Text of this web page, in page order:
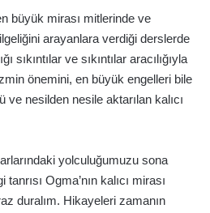
büyük mirası mitlerinde ve
arayanlara verdiği derslerde
sıkıntılar ve sıkıntılar aracılığıyla
önemini, en büyük engelleri bile
nesilden nesile aktarılan kalıcı
yolculuğumuzu sona
Ogma’nın kalıcı mirası
duralım. Hikayeleri zamanın